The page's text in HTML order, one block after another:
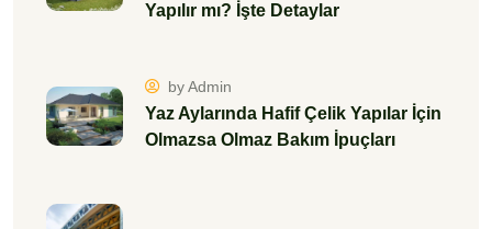
Yapılır mı? İşte Detaylar
by Admin
Yaz Aylarında Hafif Çelik Yapılar İçin
Olmazsa Olmaz Bakım İpuçları